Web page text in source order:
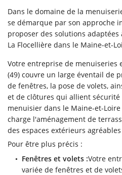
Dans le domaine de la
se démarque par son approche
proposer des solutions
La Flocellière dans le Maine-et-
Votre entreprise de menuiseries
(49) couvre un large éventail de
de fenêtres, la pose de volets,
et de clôtures qui allient
menuisier dans le Maine-et-
charge l'aménagement de
des espaces extérieurs
Pour être plus précis :
Fenêtres et volets :Votre
variée de fenêtres et de